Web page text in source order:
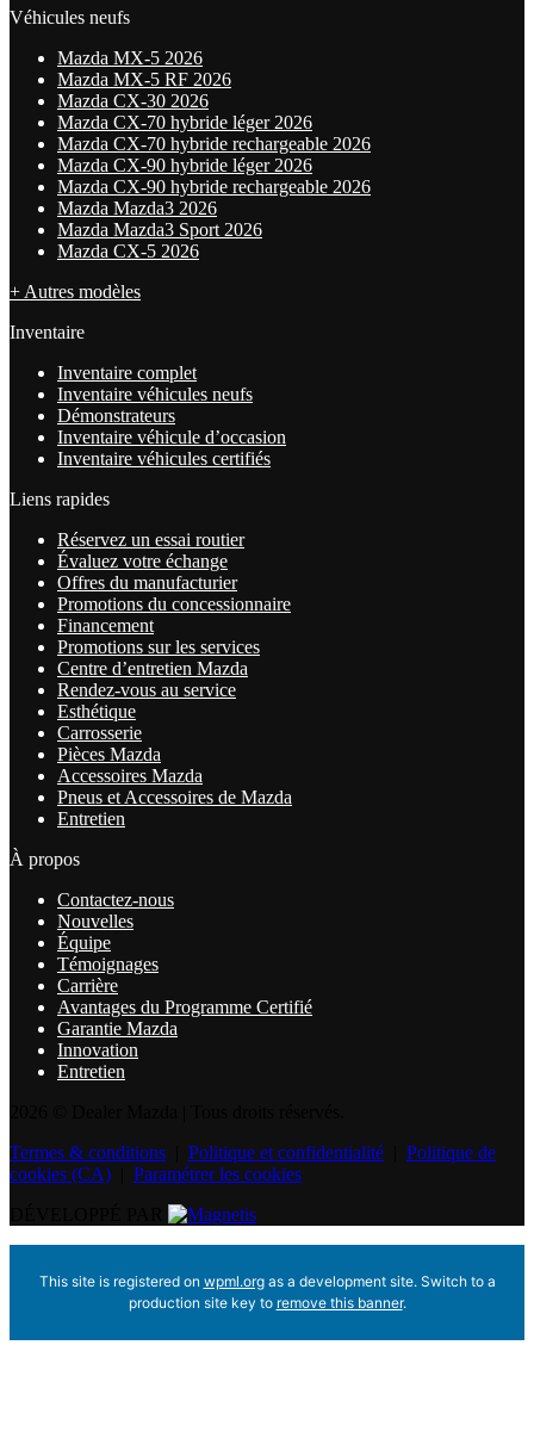
Véhicules neufs
Mazda MX-5 2026
Mazda MX-5 RF 2026
Mazda CX-30 2026
Mazda CX-70 hybride léger 2026
Mazda CX-70 hybride rechargeable 2026
Mazda CX-90 hybride léger 2026
Mazda CX-90 hybride rechargeable 2026
Mazda Mazda3 2026
Mazda Mazda3 Sport 2026
Mazda CX-5 2026
+ Autres modèles
Inventaire
Inventaire complet
Inventaire véhicules neufs
Démonstrateurs
Inventaire véhicule d’occasion
Inventaire véhicules certifiés
Liens rapides
Réservez un essai routier
Évaluez votre échange
Offres du manufacturier
Promotions du concessionnaire
Financement
Promotions sur les services
Centre d’entretien Mazda
Rendez-vous au service
Esthétique
Carrosserie
Pièces Mazda
Accessoires Mazda
Pneus et Accessoires de Mazda
Entretien
À propos
Contactez-nous
Nouvelles
Équipe
Témoignages
Carrière
Avantages du Programme Certifié
Garantie Mazda
Innovation
Entretien
Termes & conditions
Politique et confidentialité
Politique de
cookies (CA)
Paramétrer les cookies
This site is registered on wpml.orgas a development site. Switch to a
production site key to remove this banner.